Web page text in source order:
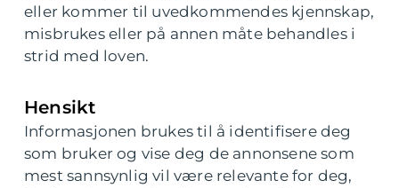
eller kommer til uvedkommendes kjennskap,
misbrukes eller på annen måte behandles i
strid med loven.
Hensikt
Informasjonen brukes til å identifisere deg
som bruker og vise deg de annonsene som
mest sannsynlig vil være relevante for deg,